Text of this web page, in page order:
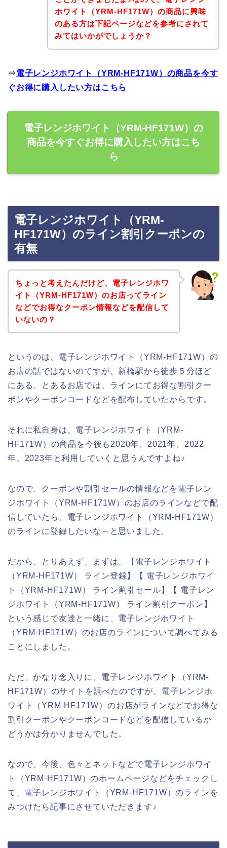
ホワイト（YRM-HF171W）の商品に興味
のある方は下記ページなどを参考にされて
みてはいかがでしょうか？
⇒電子レンジホワイト（YRM-HF171W）の商品を今す
ぐお得に購入したい方はこちら
電子レンジホワイト（YRM-HF171W）の
商品を今すぐお得に購入したい方はこち
ら
電子レンジホワイト（YRM-
HF171W）のライン割引クーポンの
有無
ちょっと考えたんだけど、電子レンジホワ
イト（YRM-HF171W）のお店ってライン
などでお得なクーポン情報などを配信して
いないの？
というのは、電子レンジホワイト（YRM-HF171W）の
お店の話ではないのですが、新橋駅から徒歩５分ほど
にある、とあるお店では、ラインにてお得な割引クー
ポンやクーポンコードなどを配布していたからです。
それに私自身は、電子レンジホワイト（YRM-
HF171W）の商品を今後も2020年、2021年、2022
年、2023年と利用していくと思うんですよね♪
なので、クーポンや割引セールの情報などを電子レン
ジホワイト（YRM-HF171W）のお店のラインなどで配
信していたら、電子レンジホワイト（YRM-HF171W）
のラインに登録したいな～と思いました。
だから、とりあえず、まずは、【電子レンジホワイト
（YRM-HF171W） ライン登録】【 電子レンジホワイ
ト（YRM-HF171W） ライン割引セール】【 電子レン
ジホワイト（YRM-HF171W） ライン割引クーポン】
という感じで友達と一緒に、電子レンジホワイト
（YRM-HF171W）のお店のラインについて調べてみる
ことにしました。
ただ、かなり念入りに、電子レンジホワイト（YRM-
HF171W）のサイトを調べたのですが、電子レンジホ
ワイト（YRM-HF171W）のお店がラインなどでお得な
割引クーポンやクーポンコードなどを配信しているか
どうかは分かりませんでした。
なので、今後、色々とネットなどで電子レンジホワイ
ト（YRM-HF171W）のホームページなどをチェックし
て、電子レンジホワイト（YRM-HF171W）のラインを
みつけたら記事にさせていただきます♪